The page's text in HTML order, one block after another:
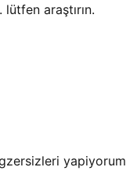
araştırın.
yapiyorum